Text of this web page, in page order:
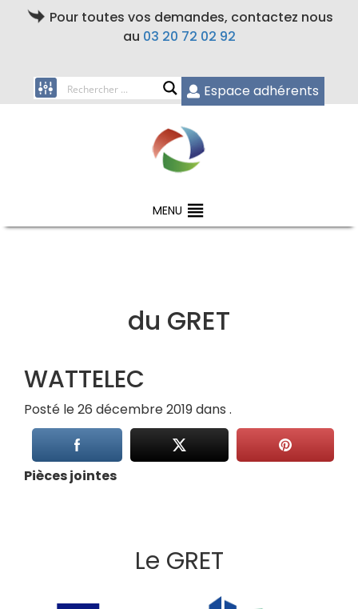
Pour toutes vos demandes, contactez nous
au 03 20 72 02 92
Espace adhérents
MENU
du GRET
WATTELEC
Posté le 26 décembre 2019 dans .
Pièces jointes
Le GRET